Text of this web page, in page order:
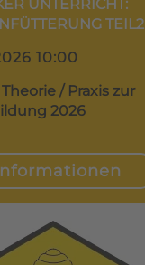
UNTERRICHT:
TEIL2
10:00
/ Praxis zur
2026